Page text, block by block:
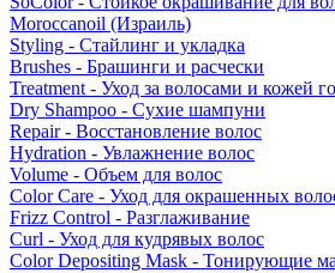
Moroccanoil (Израиль)
Styling - Стайлинг и укладка
Brushes - Брашинги и расчески
Treatment - Уход за волосами и кожей
Dry Shampoo - Сухие шампуни
Repair - Восстановление волос
Hydration - Увлажнение волос
Volume - Объем для волос
Color Care - Уход для окрашенных
Frizz Control - Разглаживание
Curl - Уход для кудрявых волос
Color Depositing Mask - Тонирующие